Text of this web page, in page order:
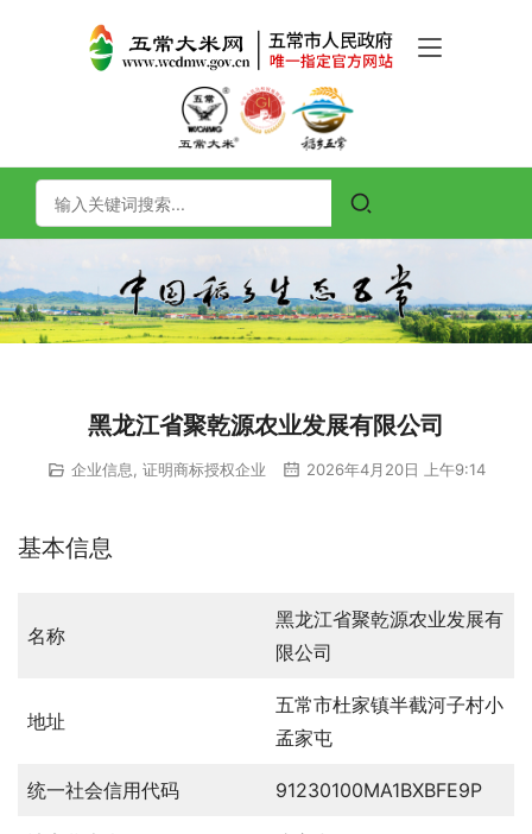
黑龙江省聚乾源农业发展有限公司
企业信息 证明商标授权企业 2026年4月20日 上午9:14
基本信息
名称
黑龙江省聚乾源农业发展有
限公司
地址
五常市杜家镇半截河子村小
孟家屯
统一社会信用代码 91230100MA1BXBFE9P